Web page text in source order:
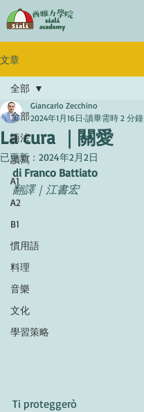
文章
全部
語法
讀寫
A1
A2
B1
慣用語
料理
音樂
文化
學習策略
全部
La cura ｜關愛
Giancarlo Zecchino
2024年1月16日 讀畢需時 2 分鐘
已更新： 2024年2月2日
di Franco Battiato
翻譯｜江書宏
Ti proteggerò